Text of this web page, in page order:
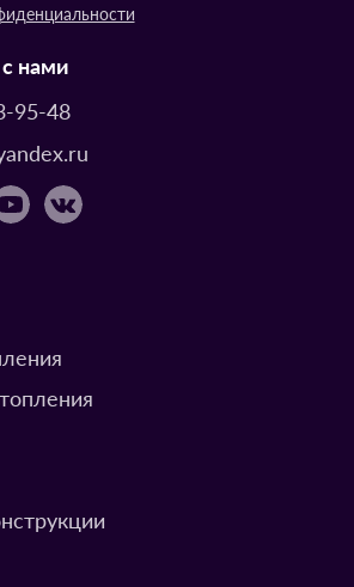
нами
95-48